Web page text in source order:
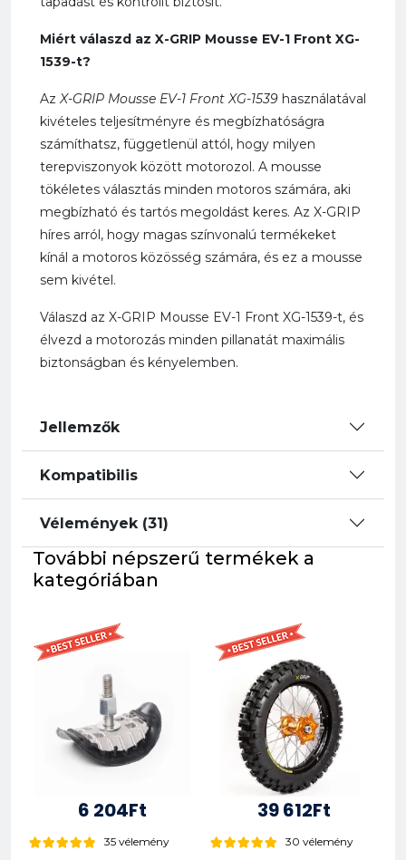
Miért válaszd az X-GRIP Mousse EV-1 Front XG-
1539-t?
AzX-GRIP Mousse EV-1 Front XG-1539 használatával
kivételes teljesítményre és megbízhatóságra
számíthatsz, függetlenül attól, hogy milyen
terepviszonyok között motorozol. A mousse
tökéletes választás minden motoros számára, aki
megbízható és tartós megoldást keres. Az X-GRIP
híres arról, hogy magas színvonalú termékeket
kínál a motoros közösség számára, és ez a mousse
sem kivétel.
Válaszd az X-GRIP Mousse EV-1 Front XG-1539-t, és
élvezd a motorozás minden pillanatát maximális
biztonságban és kényelemben.
Jellemzők
Kompatibilis
Vélemények (31)
További népszerű termékek a
kategóriában
6 204Ft
35 vélemény
39 612Ft
30 vélemény